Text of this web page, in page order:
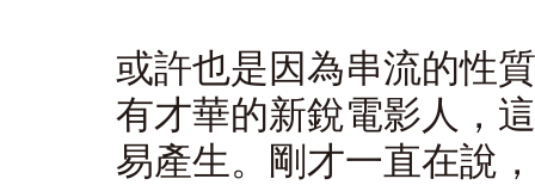
或許也是因為串流的性
有才華的新銳電影人，
易產生。剛才一直在說